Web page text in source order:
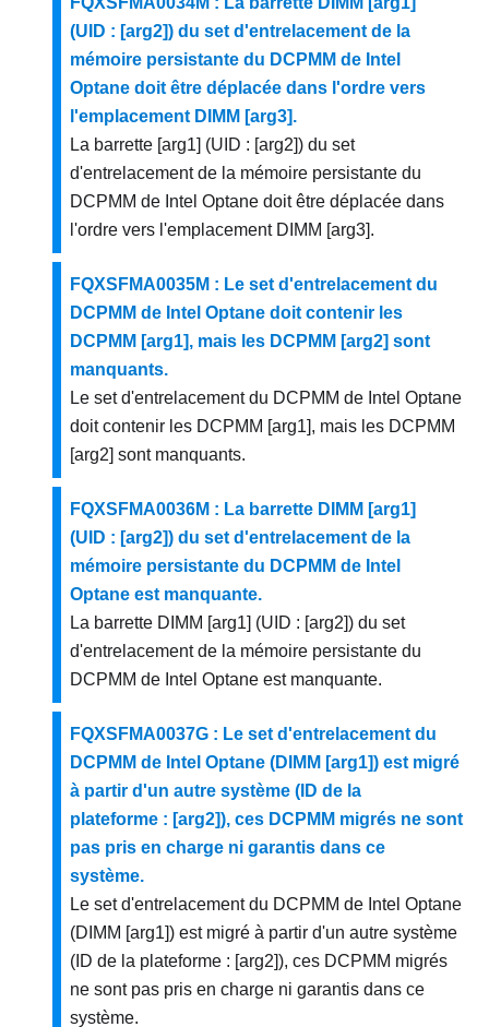
(UID : [arg2]) du set d'entrelacement de la
mémoire persistante du DCPMM de Intel
Optane doit être déplacée dans l'ordre vers
l'emplacement DIMM [arg3].
La barrette [arg1] (UID : [arg2]) du set
d'entrelacement de la mémoire persistante du
DCPMM de Intel Optane doit être déplacée dans
l'ordre vers l'emplacement DIMM [arg3].
FQXSFMA0035M : Le set d'entrelacement du
DCPMM de Intel Optane doit contenir les
DCPMM [arg1], mais les DCPMM [arg2] sont
manquants.
Le set d'entrelacement du DCPMM de Intel Optane
doit contenir les DCPMM [arg1], mais les DCPMM
[arg2] sont manquants.
FQXSFMA0036M : La barrette DIMM [arg1]
(UID : [arg2]) du set d'entrelacement de la
mémoire persistante du DCPMM de Intel
Optane est manquante.
La barrette DIMM [arg1] (UID : [arg2]) du set
d'entrelacement de la mémoire persistante du
DCPMM de Intel Optane est manquante.
FQXSFMA0037G : Le set d'entrelacement du
DCPMM de Intel Optane (DIMM [arg1]) est migré
à partir d'un autre système (ID de la
plateforme : [arg2]), ces DCPMM migrés ne sont
pas pris en charge ni garantis dans ce
système.
Le set d'entrelacement du DCPMM de Intel Optane
(DIMM [arg1]) est migré à partir d'un autre système
(ID de la plateforme : [arg2]), ces DCPMM migrés
ne sont pas pris en charge ni garantis dans ce
système.